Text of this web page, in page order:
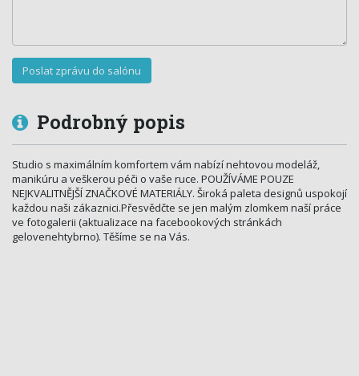
Podrobný popis
Studio s maximálním komfortem vám nabízí nehtovou modeláž,
manikúru a veškerou péči o vaše ruce. POUŽÍVÁME POUZE
NEJKVALITNĚJŠÍ ZNAČKOVÉ MATERIÁLY. Široká paleta designů uspokojí
každou naši zákaznici.Přes­vědčte se jen malým zlomkem naší práce
ve fotogalerii (aktualizace na facebookových stránkách
gelovenehtybrno). Těšíme se na Vás.